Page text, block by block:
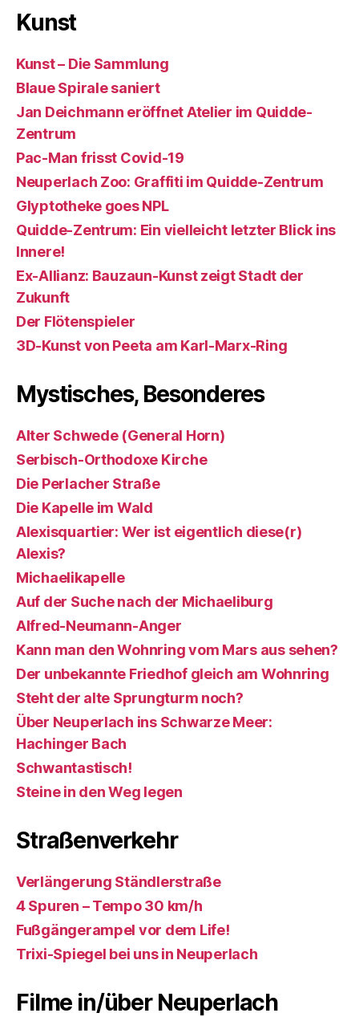
Kunst
Kunst – Die Sammlung
Blaue Spirale saniert
Jan Deichmann eröffnet Atelier im Quidde-
Zentrum
Pac-Man frisst Covid-19
Neuperlach Zoo: Graffiti im Quidde-Zentrum
Glyptotheke goes NPL
Quidde-Zentrum: Ein vielleicht letzter Blick ins
Innere!
Ex-Allianz: Bauzaun-Kunst zeigt Stadt der
Zukunft
Der Flötenspieler
3D-Kunst von Peeta am Karl-Marx-Ring
Mystisches, Besonderes
Alter Schwede (General Horn)
Serbisch-Orthodoxe Kirche
Die Perlacher Straße
Die Kapelle im Wald
Alexisquartier: Wer ist eigentlich diese(r)
Alexis?
Michaelikapelle
Auf der Suche nach der Michaeliburg
Alfred-Neumann-Anger
Kann man den Wohnring vom Mars aus sehen?
Der unbekannte Friedhof gleich am Wohnring
Steht der alte Sprungturm noch?
Über Neuperlach ins Schwarze Meer:
Hachinger Bach
Schwantastisch!
Steine in den Weg legen
Straßenverkehr
Verlängerung Ständlerstraße
4 Spuren – Tempo 30 km/h
Fußgängerampel vor dem Life!
Trixi-Spiegel bei uns in Neuperlach
Filme in/über Neuperlach